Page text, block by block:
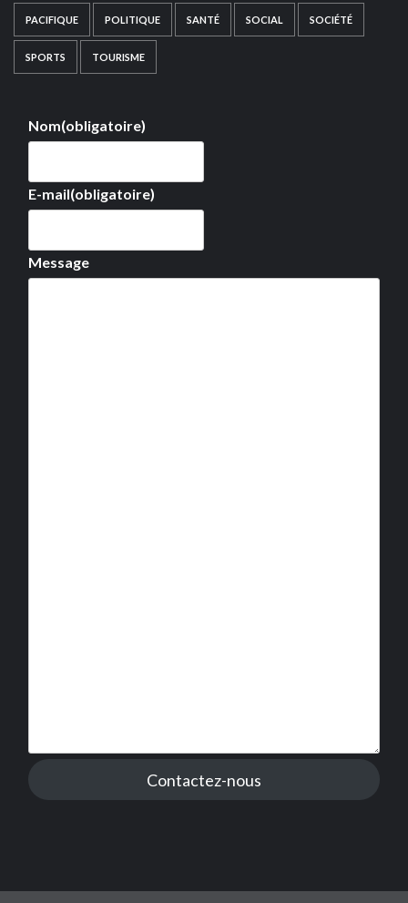
PACIFIQUE POLITIQUE SANTÉ SOCIAL SOCIÉTÉ
SPORTS TOURISME
Nom(obligatoire)
E-mail(obligatoire)
Message
Contactez-nous